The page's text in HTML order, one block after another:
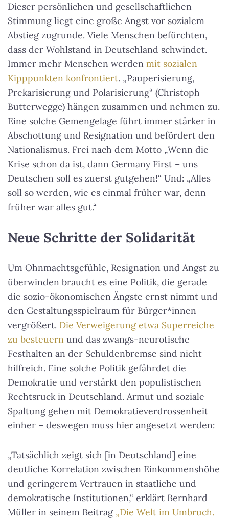
Dieser persönlichen und gesellschaftlichen
Stimmung liegt eine große Angst vor sozialem
Abstieg zugrunde. Viele Menschen befürchten,
dass der Wohlstand in Deutschland schwindet.
Immer mehr Menschen werden mit sozialen
Kipppunkten konfrontiert. „Pauperisierung,
Prekarisierung und Polarisierung“ (Christoph
Butterwegge) hängen zusammen und nehmen zu.
Eine solche Gemengelage führt immer stärker in
Abschottung und Resignation und befördert den
Nationalismus. Frei nach dem Motto „Wenn die
Krise schon da ist, dann Germany First – uns
Deutschen soll es zuerst gutgehen!“ Und: „Alles
soll so werden, wie es einmal früher war, denn
früher war alles gut.“
Neue Schritte der Solidarität
Um Ohnmachtsgefühle, Resignation und Angst zu
überwinden braucht es eine Politik, die gerade
die sozio-ökonomischen Ängste ernst nimmt und
den Gestaltungsspielraum für Bürger*innen
vergrößert. Die Verweigerung etwa Superreiche
zu besteuern und das zwangs-neurotische
Festhalten an der Schuldenbremse sind nicht
hilfreich. Eine solche Politik gefährdet die
Demokratie und verstärkt den populistischen
Rechtsruck in Deutschland. Armut und soziale
Spaltung gehen mit Demokratieverdrossenheit
einher – deswegen muss hier angesetzt werden:
„Tatsächlich zeigt sich [in Deutschland] eine
deutliche Korrelation zwischen Einkommenshöhe
und geringerem Vertrauen in staatliche und
demokratische Institutionen,“ erklärt Bernhard
Müller in seinem Beitrag „Die Welt im Umbruch.